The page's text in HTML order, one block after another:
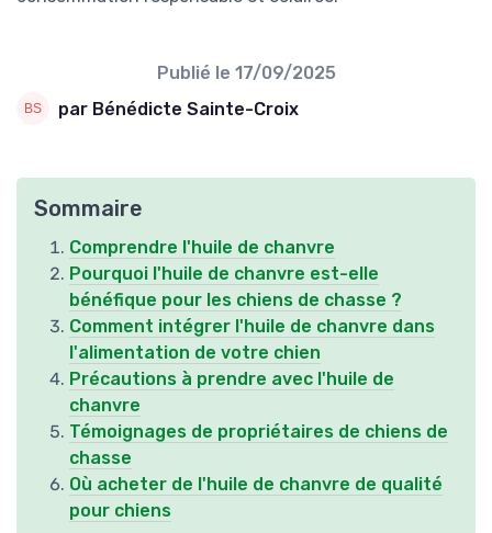
Publié le 17/09/2025
par Bénédicte Sainte-Croix
Sommaire
Comprendre l'huile de chanvre
Pourquoi l'huile de chanvre est-elle
bénéfique pour les chiens de chasse ?
Comment intégrer l'huile de chanvre dans
l'alimentation de votre chien
Précautions à prendre avec l'huile de
chanvre
Témoignages de propriétaires de chiens de
chasse
Où acheter de l'huile de chanvre de qualité
pour chiens